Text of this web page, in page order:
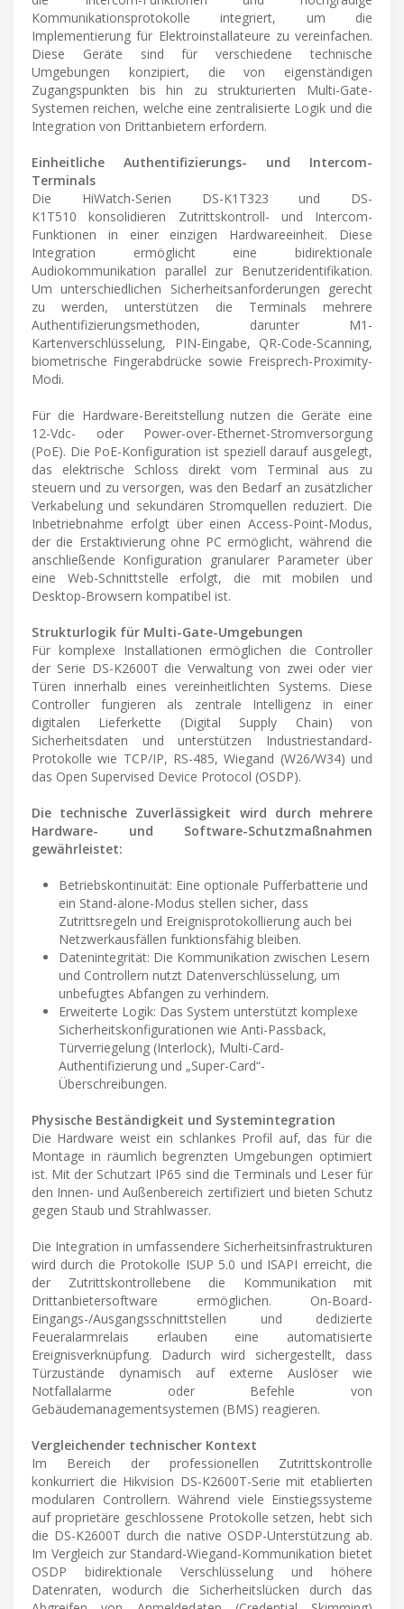
Kommunikationsprotokolle integriert, um die
Implementierung für Elektroinstallateure zu vereinfachen.
Diese Geräte sind für verschiedene technische
Umgebungen konzipiert, die von eigenständigen
Zugangspunkten bis hin zu strukturierten Multi-Gate-
Systemen reichen, welche eine zentralisierte Logik und die
Integration von Drittanbietern erfordern.
Einheitliche Authentifizierungs- und Intercom-
Terminals
Die HiWatch-Serien DS-K1T323 und DS-
K1T510 konsolidieren Zutrittskontroll- und Intercom-
Funktionen in einer einzigen Hardwareeinheit. Diese
Integration ermöglicht eine bidirektionale
Audiokommunikation parallel zur Benutzeridentifikation.
Um unterschiedlichen Sicherheitsanforderungen gerecht
zu werden, unterstützen die Terminals mehrere
Authentifizierungsmethoden, darunter M1-
Kartenverschlüsselung, PIN-Eingabe, QR-Code-Scanning,
biometrische Fingerabdrücke sowie Freisprech-Proximity-
Modi.
Für die Hardware-Bereitstellung nutzen die Geräte eine
12-Vdc- oder Power-over-Ethernet-Stromversorgung
(PoE). Die PoE-Konfiguration ist speziell darauf ausgelegt,
das elektrische Schloss direkt vom Terminal aus zu
steuern und zu versorgen, was den Bedarf an zusätzlicher
Verkabelung und sekundären Stromquellen reduziert. Die
Inbetriebnahme erfolgt über einen Access-Point-Modus,
der die Erstaktivierung ohne PC ermöglicht, während die
anschließende Konfiguration granularer Parameter über
eine Web-Schnittstelle erfolgt, die mit mobilen und
Desktop-Browsern kompatibel ist.
Strukturlogik für Multi-Gate-Umgebungen
Für komplexe Installationen ermöglichen die Controller
der Serie DS-K2600T die Verwaltung von zwei oder vier
Türen innerhalb eines vereinheitlichten Systems. Diese
Controller fungieren als zentrale Intelligenz in einer
digitalen Lieferkette (Digital Supply Chain) von
Sicherheitsdaten und unterstützen Industriestandard-
Protokolle wie TCP/IP, RS-485, Wiegand (W26/W34) und
das Open Supervised Device Protocol (OSDP).
Die technische Zuverlässigkeit wird durch mehrere
Hardware- und Software-Schutzmaßnahmen
gewährleistet:
Betriebskontinuität: Eine optionale Pufferbatterie und
ein Stand-alone-Modus stellen sicher, dass
Zutrittsregeln und Ereignisprotokollierung auch bei
Netzwerkausfällen funktionsfähig bleiben.
Datenintegrität: Die Kommunikation zwischen Lesern
und Controllern nutzt Datenverschlüsselung, um
unbefugtes Abfangen zu verhindern.
Erweiterte Logik: Das System unterstützt komplexe
Sicherheitskonfigurationen wie Anti-Passback,
Türverriegelung (Interlock), Multi-Card-
Authentifizierung und „Super-Card“-
Überschreibungen.
Physische Beständigkeit und Systemintegration
Die Hardware weist ein schlankes Profil auf, das für die
Montage in räumlich begrenzten Umgebungen optimiert
ist. Mit der Schutzart IP65 sind die Terminals und Leser für
den Innen- und Außenbereich zertifiziert und bieten Schutz
gegen Staub und Strahlwasser.
Die Integration in umfassendere Sicherheitsinfrastrukturen
wird durch die Protokolle ISUP 5.0 und ISAPI erreicht, die
der Zutrittskontrollebene die Kommunikation mit
Drittanbietersoftware ermöglichen. On-Board-
Eingangs-/Ausgangsschnittstellen und dedizierte
Feueralarmrelais erlauben eine automatisierte
Ereignisverknüpfung. Dadurch wird sichergestellt, dass
Türzustände dynamisch auf externe Auslöser wie
Notfallalarme oder Befehle von
Gebäudemanagementsystemen (BMS) reagieren.
Vergleichender technischer Kontext
Im Bereich der professionellen Zutrittskontrolle
konkurriert die Hikvision DS-K2600T-Serie mit etablierten
modularen Controllern. Während viele Einstiegssysteme
auf proprietäre geschlossene Protokolle setzen, hebt sich
die DS-K2600T durch die native OSDP-Unterstützung ab.
Im Vergleich zur Standard-Wiegand-Kommunikation bietet
OSDP bidirektionale Verschlüsselung und höhere
Datenraten, wodurch die Sicherheitslücken durch das